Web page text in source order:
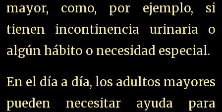
mayor, como, por ejemplo, si
tienen incontinencia urinaria o
algún hábito o necesidad especial.
En el día a día, los adultos mayores
pueden necesitar ayuda para